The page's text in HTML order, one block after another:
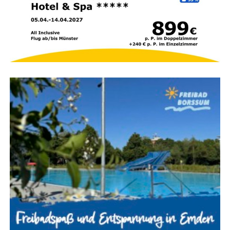
Brand­be­kämp­fung läuft
parallel
Wäh­rend die ers­ten Trupps im Gebäu­de nach Per­so­nen
gung auf. Das Feu­er wird gleich­zei­tig im Innen- und
Außen­an­griff bekämpft, um den Brand mög­lichst schnell
unter Kon­trol­le zu brin­gen und ein Über­grei­fen auf
benach­bar­te Gebäu­de zu verhindern.
Höchs­te Kon­zen­tra­ti­on im
Einsatz
Ein Woh­nungs- oder Gebäu­de­brand mit Men­schen­le­ben
in Gefahr gehört zu den anspruchs­volls­ten Ein­sät­zen der
Feu­er­wehr. Jeder Hand­griff muss sit­zen, denn oft ent­
schei­den weni­ge Minu­ten über Leben und Tod. Des­halb